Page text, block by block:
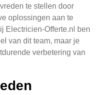
te stellen door
oplossingen aan te
Electricien-Offerte.nl ben
van dit team, maar je
verbetering van